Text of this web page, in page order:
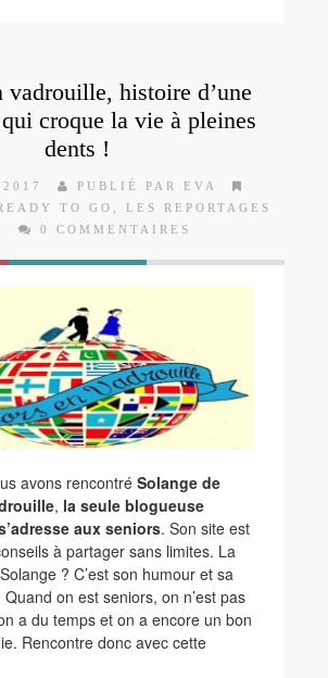
vadrouille, histoire d’une
croque la vie à pleines
dents !
PUBLIÉ PAR EVA
TO GO
LES REPORTAGES
0 COMMENTAIRES
avons rencontréSolange de
, la seule blogueuse
aux seniors. Son site est
à partager sans limites. La
? C’est son humour et sa
on est seniors, on n’est pas
a du temps et on a encore un bon
Rencontre donc avec cette